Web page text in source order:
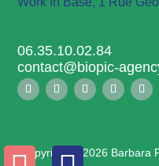
06.35.10.02.84
contact@biopic-
Copyright © 2026 Barbara